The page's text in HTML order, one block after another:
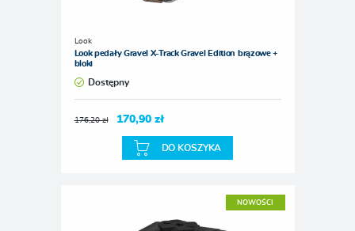
Look
Look pedały Gravel X-Track Gravel Edition brązowe +
bloki
Dostępny
176,20 zł 170,90 zł
DO KOSZYKA
NOWOŚCI